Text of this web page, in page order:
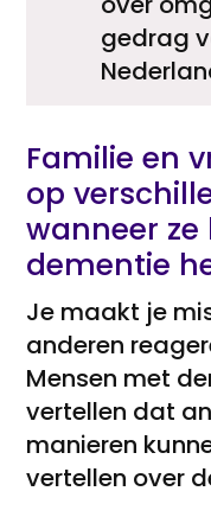
gedrag
Familie en
op
wanneer
dementie
Je maakt je
anderen
Mensen met
vertellen dat
manieren
vertellen over